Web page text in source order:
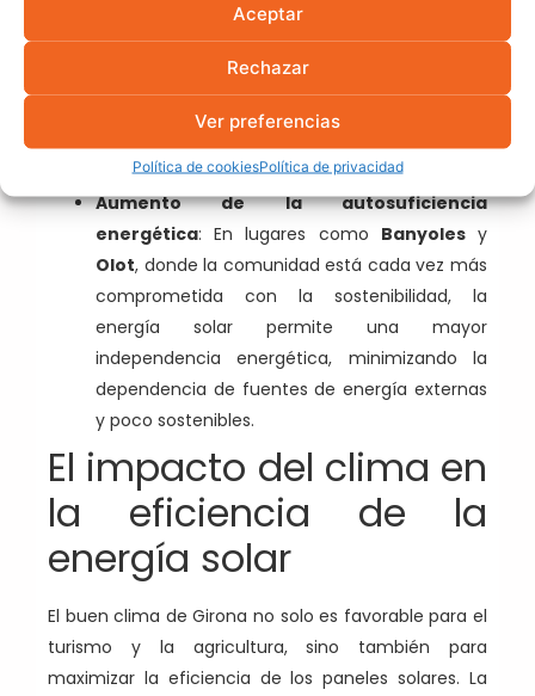
Aceptar
Rechazar
Ver preferencias
Política de cookiesPolítica de privacidad
contribuye a la lucha contra el cambio
climático y ayuda a proteger el entorno
natural de Girona, incluyendo áreas como el
Parque Natural de la Zona Volcánica de la
Natural dels Aiguamolls de l’Empordà
Aumento de la autosuficiencia
energética: En lugares como Banyolesy
Olot, donde la comunidad está cada vez más
comprometida con la sostenibilidad, la
energía solar permite una mayor
independencia energética, minimizando la
dependencia de fuentes de energía externas
y poco sostenibles.
El impacto del clima en
la eficiencia de la
energía solar
El buen clima de Girona no solo es favorable para el
turismo y la agricultura, sino también para
maximizar la eficiencia de los paneles solares. La